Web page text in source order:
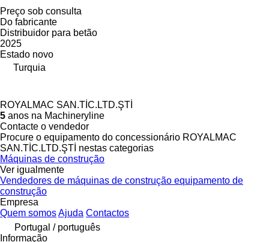
Preço sob consulta
Do fabricante
Distribuidor para betão
2025
Estado novo
Turquia
ROYALMAC SAN.TİC.LTD.ŞTİ
5 anos na Machineryline
Contacte o vendedor
Procure o equipamento do concessionário ROYALMAC
SAN.TİC.LTD.ŞTİ nestas categorias
Máquinas de construção
Ver igualmente
Vendedores de máquinas de construção equipamento de
construção
Empresa
Quem somosAjuda Contactos
Portugal / português
Informação